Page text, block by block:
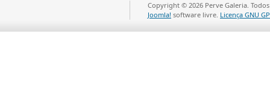
Copyright © 2026 Perve Galeria.
Joomla! software livre. Licença GNU